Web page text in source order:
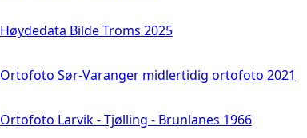
Høydedata Bilde Troms 2025
Ortofoto Sør-Varanger midlertidig ortofoto 2021
Ortofoto Larvik - Tjølling - Brunlanes 1966